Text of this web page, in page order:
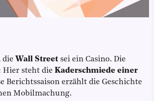
die Wall Street sei ein Casino. Die
Hier steht die Kaderschmiede einer
Berichtssaison erzählt die Geschichte
Mobilmachung.